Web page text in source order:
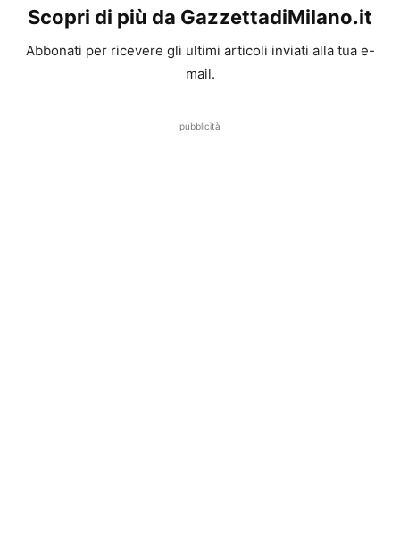
Scopri di più da GazzettadiMilano.it
Abbonati per ricevere gli ultimi articoli inviati alla tua e-
mail.
pubblicità